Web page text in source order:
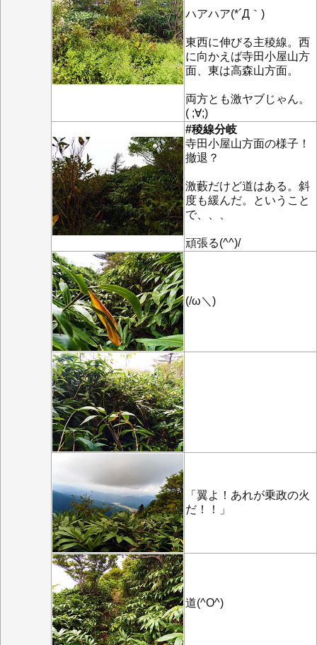
ハアハア(*´Д｀)
東西に伸びる主稜線。西
に向かえば寺田小屋山方
面、東は高森山方面。
両方とも激ヤブじゃん。
( ;∀;)
#稜線分岐
寺田小屋山方面の様子！
撤退？
激藪だけど道はある。斜
度も緩んだ。ということ
で、、、
頑張る(^^)/
(/ω＼)
「翼よ！あれが乗政の火
だ！！」
道(^O^)